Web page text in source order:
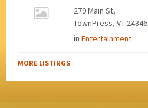
279 Main St,
TownPress, VT 24346
in Entertainment
MORE LISTINGS